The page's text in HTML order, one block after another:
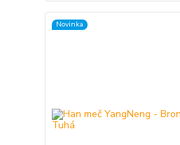
Novinka